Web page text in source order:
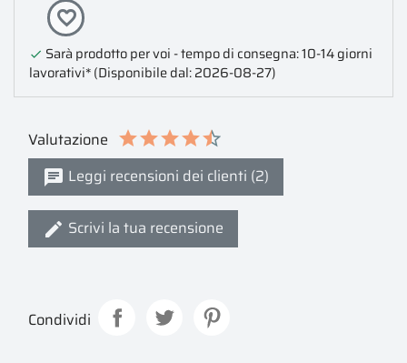
favorite_border
 Sarà prodotto per voi - tempo di consegna: 10-14 giorni
lavorativi*(Disponibile dal: 2026-08-27)
Valutazione
Leggi recensioni dei clienti (2)
Scrivi la tua recensione
Condividi